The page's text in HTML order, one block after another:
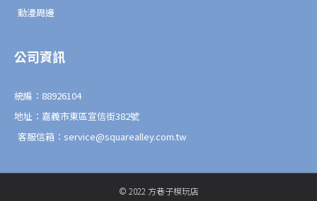
動漫周邊
公司資訊
統編：88926104
地址：嘉義市東區宣信街382號
客服信箱：service@squarealley.com.tw
© 2022 方巷子模玩店